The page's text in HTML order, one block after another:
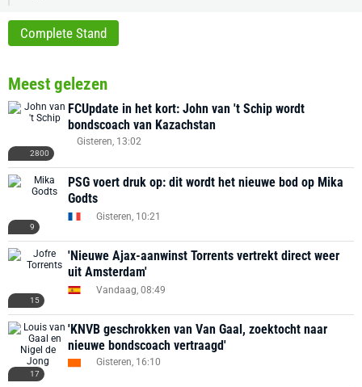
Complete Stand
Meest gelezen
2800
FCUpdate in het kort: John van 't Schip wordt
bondscoach van Kazachstan
Gisteren, 13:02
9
PSG voert druk op: dit wordt het nieuwe bod op Mika
Godts
Gisteren, 10:21
15
'Nieuwe Ajax-aanwinst Torrents vertrekt direct weer
uit Amsterdam'
Vandaag, 08:49
17
'KNVB geschrokken van Van Gaal, zoektocht naar
nieuwe bondscoach vertraagd'
Gisteren, 16:10